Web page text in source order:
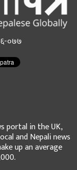
०७७
portal in the UK,
and Nepali news
up an average